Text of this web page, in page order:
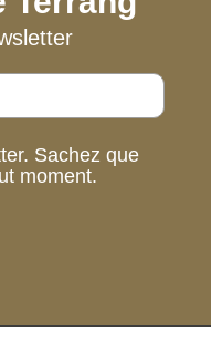
Sachez que
moment.